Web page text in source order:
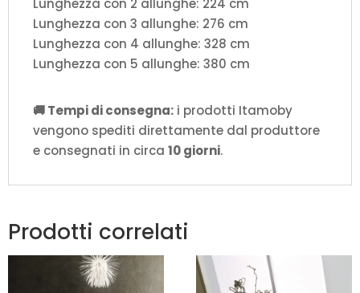
Lunghezza con 2 allunghe: 224 cm
Lunghezza con 3 allunghe: 276 cm
Lunghezza con 4 allunghe: 328 cm
Lunghezza con 5 allunghe: 380 cm
🚚 Tempi di consegna: i prodotti Itamoby
vengono spediti direttamente dal produttore
e consegnati in circa 10 giorni.
Prodotti correlati